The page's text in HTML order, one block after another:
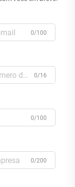
0/100
0/16
0/100
0/200